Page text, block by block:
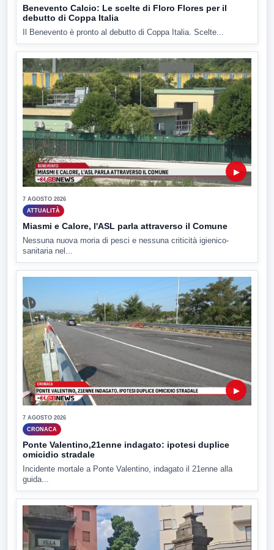
Benevento Calcio: Le scelte di Floro Flores per il
debutto di Coppa Italia
Il Benevento è pronto al debutto di Coppa Italia. Scelte...
▶
7 AGOSTO 2026
ATTUALITÀ
Miasmi e Calore, l'ASL parla attraverso il Comune
Nessuna nuova moria di pesci e nessuna criticità igienico-
sanitaria nel...
▶
7 AGOSTO 2026
CRONACA
Ponte Valentino,21enne indagato: ipotesi duplice
omicidio stradale
Incidente mortale a Ponte Valentino, indagato il 21enne alla
guida...